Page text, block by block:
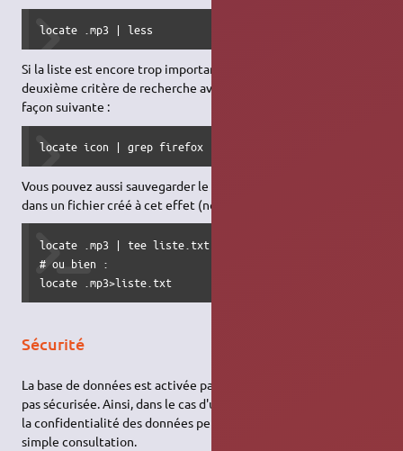
locate .mp3 | less
Si la liste est encore trop importante, vous pouvez rajouter un
deuxième critère de recherche avec la commande grep de la
façon suivante :
locate icon | grep firefox | less
Vous pouvez aussi sauvegarder le résultat de votre recherche
dans un fichier créé à cet effet (nom choisi : liste.txt) :
locate .mp3 | tee liste.txt
# ou bien :
locate .mp3>liste.txt
Sécurité
La base de données est activée par défaut sur Ubuntu et n'est
pas sécurisée. Ainsi, dans le cas d'utilisation de disques chiffrés,
la confidentialité des données peut être compromise par une
simple consultation.